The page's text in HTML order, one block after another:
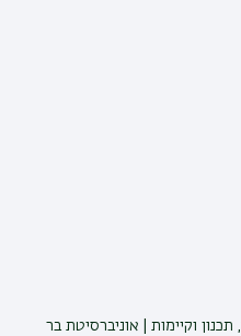
וקיימות | אוניברסיטת בר